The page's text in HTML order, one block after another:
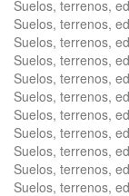
Suelos, terrenos,
Suelos, terrenos,
Suelos, terrenos,
Suelos, terrenos,
Suelos, terrenos,
Suelos, terrenos,
Suelos, terrenos,
Suelos, terrenos,
Suelos, terrenos,
Suelos, terrenos,
Suelos, terrenos,